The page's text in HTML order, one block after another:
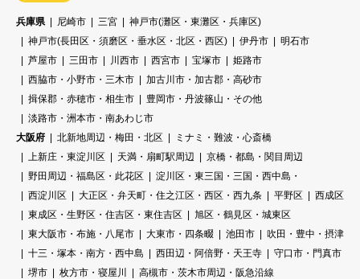
兵庫県 尼崎市 三宮
神戸市(灘区・東灘区・兵庫区)
神戸市(長田区・須磨区・垂水区・北区・西区)
伊丹市
明石市
芦屋市
三田市 川西市 西宮市 宝塚市
姫路市
西脇市・小野市・三木市
加古川市・加古郡・高砂市
揖保郡・赤穂市・相生市
豊岡市・丹波篠山・その他
淡路市・洲本市・南あわじ市
大阪府
北新地周辺・梅田・北区
ミナミ・難波・心斎橋
上新庄・東淀川区
天満・扇町駅周辺
京橋・都島・関目周辺
野田周辺・福島区・此花区
淀川区・東三国・三国・西中島・
西淀川区
大正区・弁天町・住之江区・西区・西九条 平野区
西成区
東成区・生野区・住吉区・東住吉区
旭区・鶴見区・城東区
東大阪市・布施・八尾市
大東市・四条畷 池田市
吹田・豊中・摂津
十三・塚本・南方・西中島
西田辺・阿倍野・天王寺
守口市・門真市
堺市
枚方市・寝屋川
高槻市・茨木市周辺・阪急沿線